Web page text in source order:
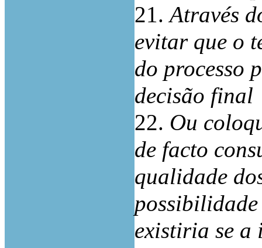
21.Através
evitar que o
do processo
decisão final
22. Ou
de facto
qualidade
existiria se a